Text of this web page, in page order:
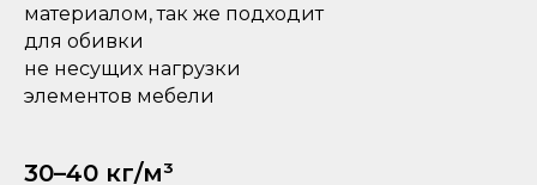
материалом, так же подходит
для обивки
не несущих нагрузки
элементов мебели
30–40 кг/м³